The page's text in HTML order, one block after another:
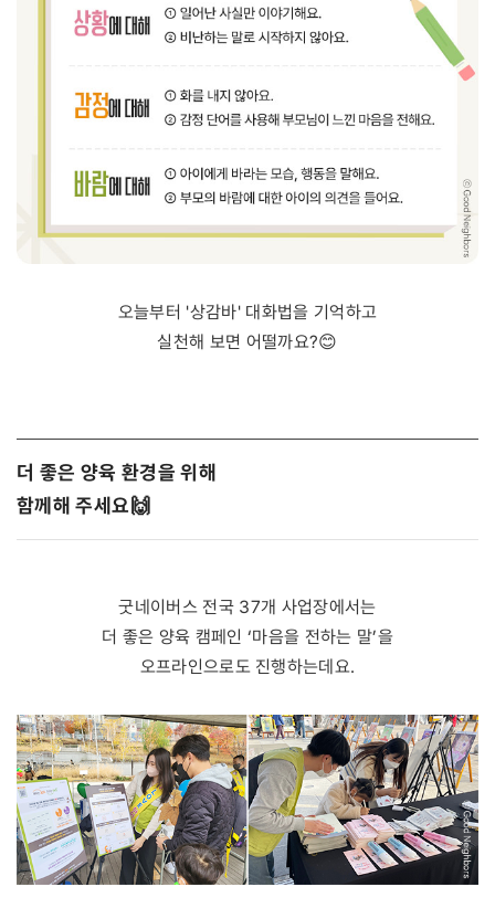
오늘부터 '상감바' 대화법을 기억하고
실천해 보면 어떨까요?😊
더 좋은 양육 환경을 위해
함께해 주세요🙌
굿네이버스 전국 37개 사업장에서는
더 좋은 양육 캠페인 ‘마음을 전하는 말’을
오프라인으로도 진행하는데요.